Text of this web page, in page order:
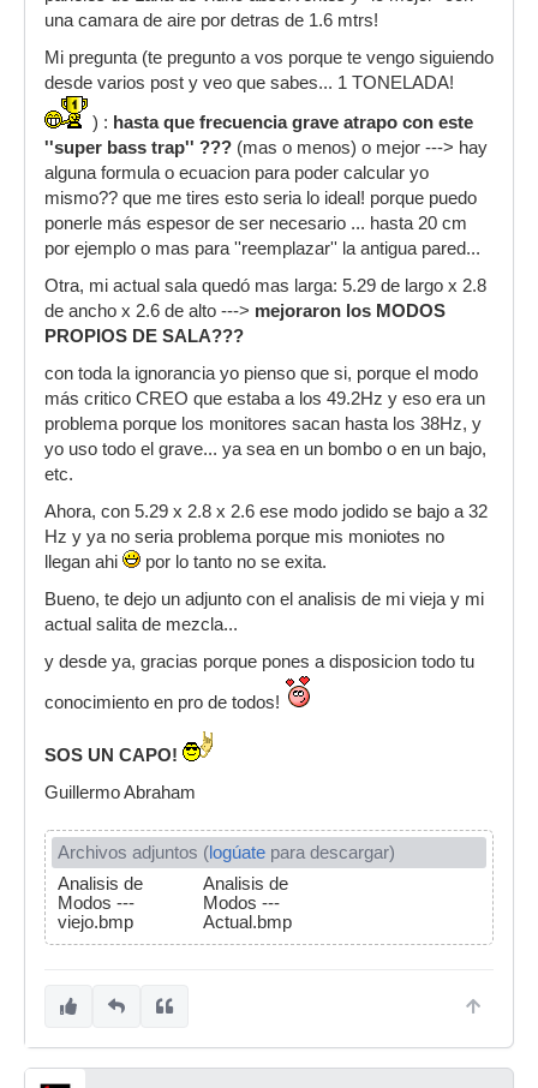
una camara de aire por detras de 1.6 mtrs!
Mi pregunta (te pregunto a vos porque te vengo siguiendo
desde varios post y veo que sabes... 1 TONELADA!
) : hasta que frecuencia grave atrapo con este
''super bass trap'' ??? (mas o menos) o mejor ---> hay
alguna formula o ecuacion para poder calcular yo
mismo?? que me tires esto seria lo ideal! porque puedo
ponerle más espesor de ser necesario ... hasta 20 cm
por ejemplo o mas para ''reemplazar'' la antigua pared...
Otra, mi actual sala quedó mas larga: 5.29 de largo x 2.8
de ancho x 2.6 de alto ---> mejoraron los MODOS
PROPIOS DE SALA???
con toda la ignorancia yo pienso que si, porque el modo
más critico CREO que estaba a los 49.2Hz y eso era un
problema porque los monitores sacan hasta los 38Hz, y
yo uso todo el grave... ya sea en un bombo o en un bajo,
etc.
Ahora, con 5.29 x 2.8 x 2.6 ese modo jodido se bajo a 32
Hz y ya no seria problema porque mis moniotes no
llegan ahi
por lo tanto no se exita.
Bueno, te dejo un adjunto con el analisis de mi vieja y mi
actual salita de mezcla...
y desde ya, gracias porque pones a disposicion todo tu
conocimiento en pro de todos!
SOS UN CAPO!
Guillermo Abraham
Archivos adjuntos (logúate para descargar)
Analisis de
Modos ---
viejo.bmp
Analisis de
Modos ---
Actual.bmp